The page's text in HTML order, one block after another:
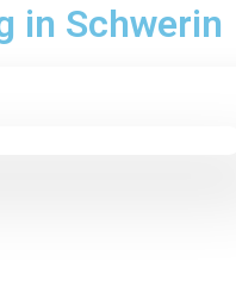
in Schwerin